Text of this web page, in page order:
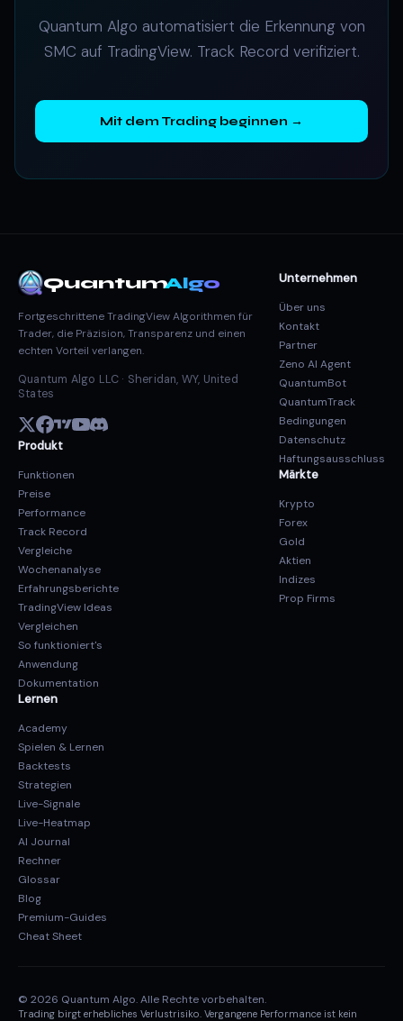
Quantum Algo automatisiert die Erkennung von
SMC auf TradingView. Track Record verifiziert.
Mit dem Trading beginnen →
QuantumAlgo
Fortgeschrittene TradingView Algorithmen für
Trader, die Präzision, Transparenz und einen
echten Vorteil verlangen.
Quantum Algo LLC · Sheridan, WY, United
States
Produkt
Funktionen
Preise
Performance
Track Record
Vergleiche
Wochenanalyse
Erfahrungsberichte
TradingView Ideas
Vergleichen
So funktioniert's
Anwendung
Dokumentation
Lernen
Academy
Spielen & Lernen
Backtests
Strategien
Live-Signale
Live-Heatmap
AI Journal
Rechner
Glossar
Blog
Premium-Guides
Cheat Sheet
Unternehmen
Über uns
Kontakt
Partner
Zeno AI Agent
QuantumBot
QuantumTrack
Bedingungen
Datenschutz
Haftungsausschluss
Märkte
Krypto
Forex
Gold
Aktien
Indizes
Prop Firms
© 2026 Quantum Algo. Alle Rechte vorbehalten.
Trading birgt erhebliches Verlustrisiko. Vergangene Performance ist kein